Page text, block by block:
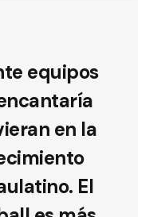
equipos
en la
El